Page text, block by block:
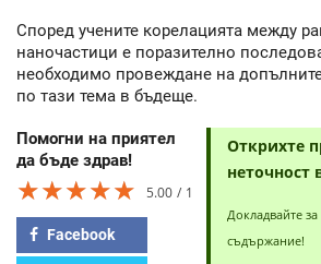
Според учените корелацията между
наночастици е поразително
необходимо провеждане на
по тази тема в бъдеще.
Помогни на приятел
да бъде здрав!
★★★★★
★★★★★
★★★★★ 5.00 1
Facebook
Открихте
неточност
Докладвайте
съдържание!